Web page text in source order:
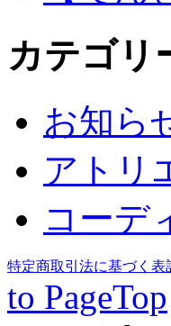
カテゴリ
お知ら
アトリ
コーデ
特定商取引法に基づく表
to PageTop